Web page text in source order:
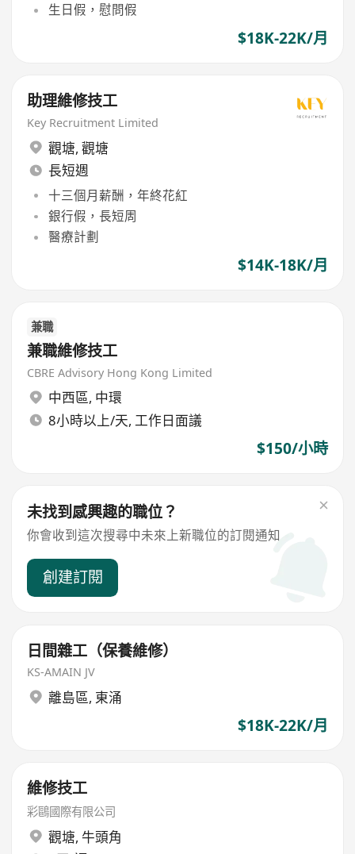
生日假，慰問假
$18K-22K/月
助理維修技工
Key Recruitment Limited
觀塘, 觀塘
長短週
十三個月薪酬，年終花紅
銀行假，長短周
醫療計劃
$14K-18K/月
兼職
兼職維修技工
CBRE Advisory Hong Kong Limited
中西區, 中環
8小時以上/天, 工作日面議
$150/小時
未找到感興趣的職位？
你會收到這次搜尋中未來上新職位的訂閱通知
創建訂閱
日間雜工（保養維修）
KS-AMAIN JV
離島區, 東涌
$18K-22K/月
維修技工
彩鷗國際有限公司
觀塘, 牛頭角